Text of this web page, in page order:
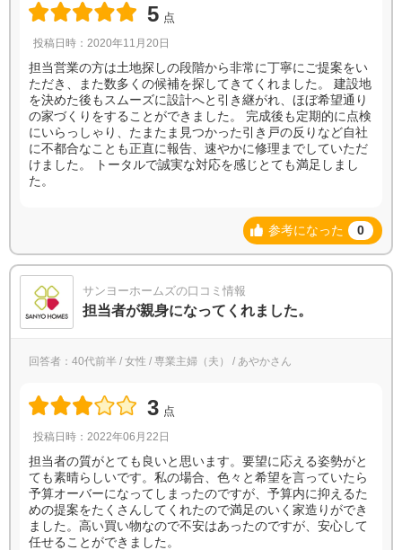
5 点
投稿日時：2020年11月20日
担当営業の方は土地探しの段階から非常に丁寧にご提案をい
ただき、また数多くの候補を探してきてくれました。 建設地
を決めた後もスムーズに設計へと引き継がれ、ほぼ希望通り
の家づくりをすることができました。 完成後も定期的に点検
にいらっしゃり、たまたま見つかった引き戸の反りなど自社
に不都合なことも正直に報告、速やかに修理までしていただ
けました。 トータルで誠実な対応を感じとても満足しまし
た。
参考になった 0
サンヨーホームズの口コミ情報
担当者が親身になってくれました。
回答者：40代前半 / 女性 / 専業主婦（夫） / あやかさん
3 点
投稿日時：2022年06月22日
担当者の質がとても良いと思います。要望に応える姿勢がと
ても素晴らしいです。私の場合、色々と希望を言っていたら
予算オーバーになってしまったのですが、予算内に抑えるた
めの提案をたくさんしてくれたので満足のいく家造りができ
ました。高い買い物なので不安はあったのですが、安心して
任せることができました。